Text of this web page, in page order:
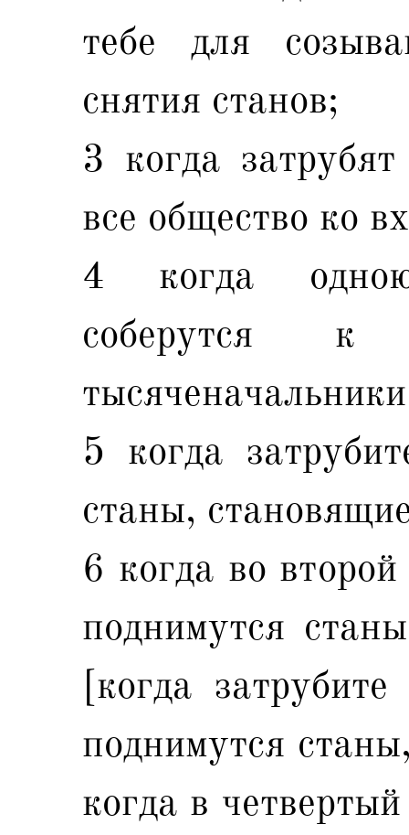
тебе для
снятия станов;
3 когда
все общество ко
4 когда
соберутся
5 когда
станы,
6 когда во
поднимутся
[когда
поднимутся
когда в